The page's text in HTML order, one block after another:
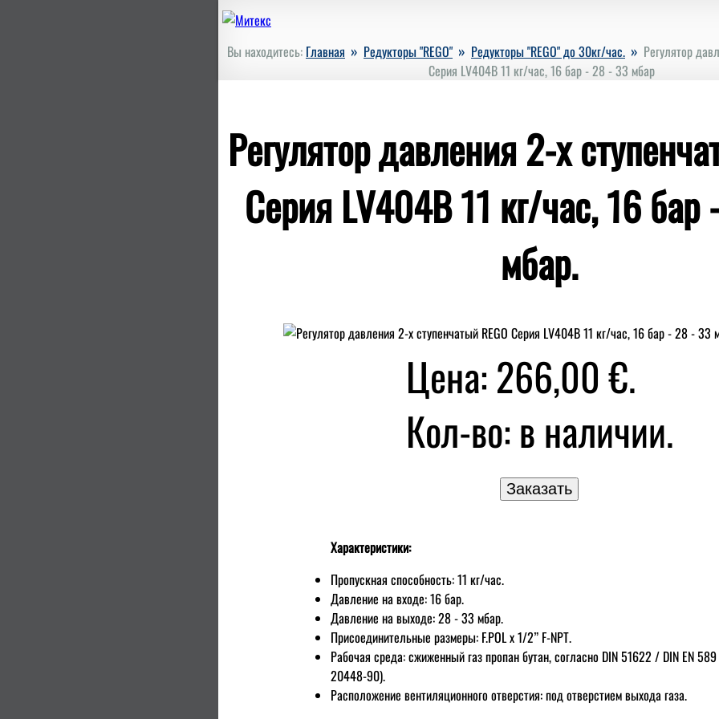
Вы находитесь: Главная » Редукторы "REGO" » Редукторы "REGO" до 30кг/час. » Регулятор
Серия LV404B 11 кг/час, 16 бар - 28 - 33 мбар
Регулятор давления 2-х
Серия LV404B 11 кг/час, 16
мбар.
Цена: 266,00 €.
Кол-во:в наличии.
Характеристики:
Пропускная способность: 11 кг/час.
Давление на входе: 16 бар.
Давление на выходе: 28 - 33 мбар.
Присоединительные размеры: F.POL x 1/2” F-NPT.
Рабочая среда: сжиженный газ пропан бутан, согласно DIN 51622 / DIN EN
20448-90).
Расположение вентиляционного отверстия: под отверстием выхода газа.